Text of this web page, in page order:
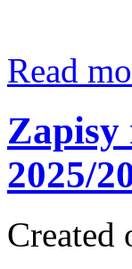
Read
Zapisy
2025/
Created